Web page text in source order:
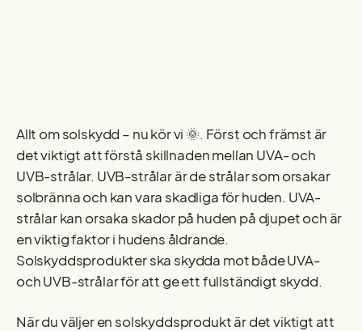
Allt om solskydd – nu kör vi 🌞. Först och främst är
det viktigt att förstå skillnaden mellan UVA- och
UVB-strålar. UVB-strålar är de strålar som orsakar
solbränna och kan vara skadliga för huden. UVA-
strålar kan orsaka skador på huden på djupet och är
en viktig faktor i hudens åldrande.
Solskyddsprodukter ska skydda mot både UVA-
och UVB-strålar för att ge ett fullständigt skydd.
När du väljer en solskyddsprodukt är det viktigt att